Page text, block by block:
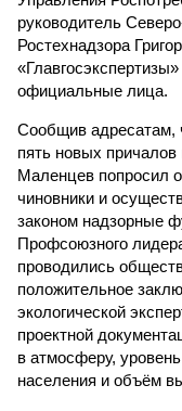
руководитель
Ростехнадзора
официальные лица.
Сообщив адресатам,
пять новых
Маленцев попросил
чиновники и
законом надзорные
Профсоюзного
проводились
положительное
экологической
проектной
в атмосферу,
населения и объём